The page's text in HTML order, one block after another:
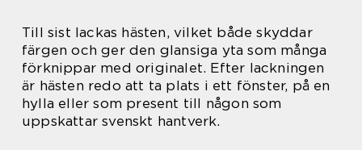
Till sist lackas hästen, vilket både skyddar
färgen och ger den glansiga yta som många
förknippar med originalet. Efter lackningen
är hästen redo att ta plats i ett fönster, på en
hylla eller som present till någon som
uppskattar svenskt hantverk.